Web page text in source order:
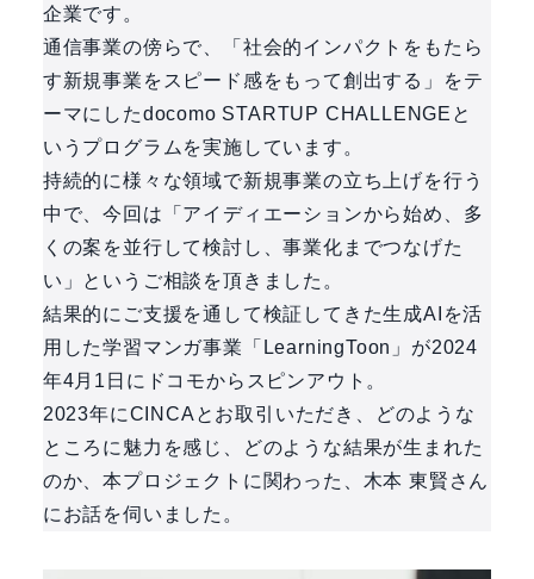
企業です。
通信事業の傍らで、「社会的インパクトをもたら
す新規事業をスピード感をもって創出する」をテ
ーマにしたdocomo STARTUP CHALLENGEと
いうプログラムを実施しています。
持続的に様々な領域で新規事業の立ち上げを行う
中で、今回は「アイディエーションから始め、多
くの案を並行して検討し、事業化までつなげた
い」というご相談を頂きました。
結果的にご支援を通して検証してきた生成AIを活
用した学習マンガ事業「LearningToon」が2024
年4月1日にドコモからスピンアウト。
2023年にCINCAとお取引いただき、どのような
ところに魅力を感じ、どのような結果が生まれた
のか、本プロジェクトに関わった、木本 東賢さん
にお話を伺いました。